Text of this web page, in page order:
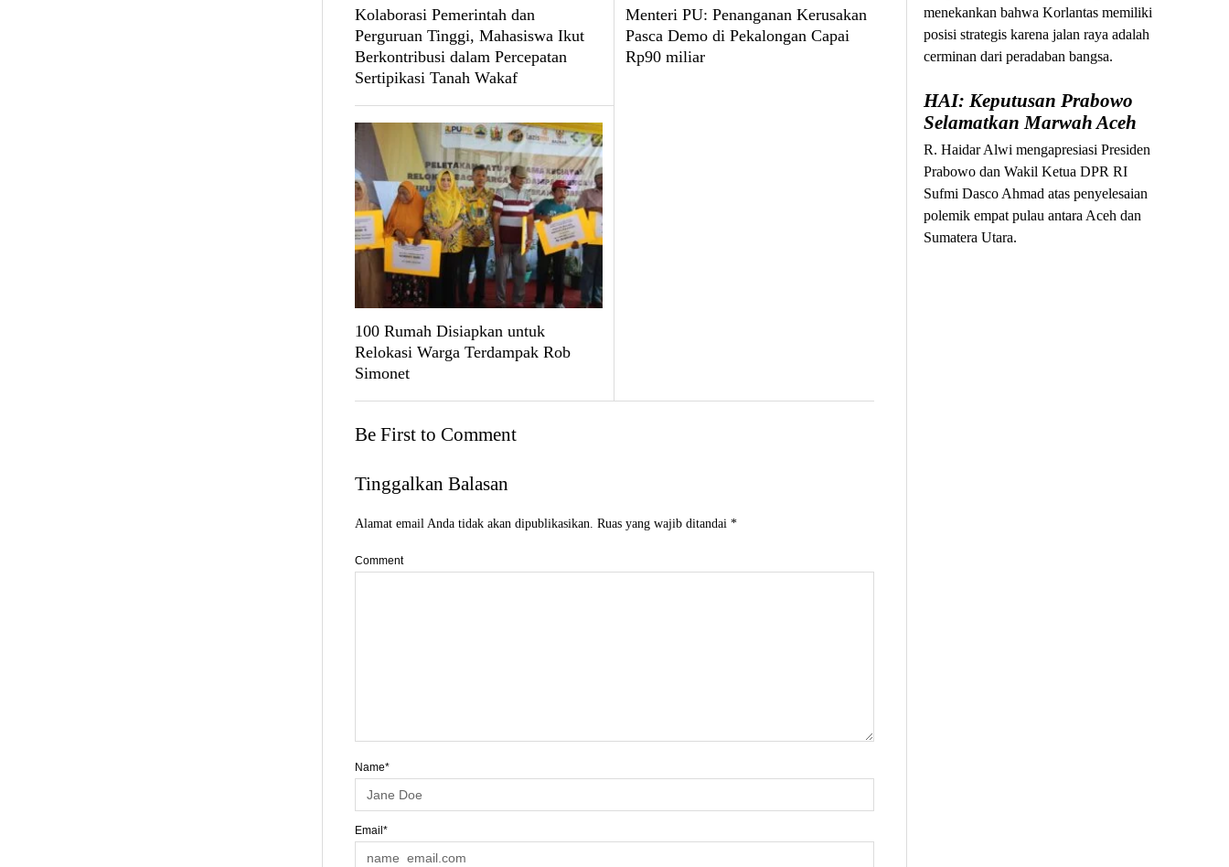
Kolaborasi Pemerintah dan
Perguruan Tinggi, Mahasiswa Ikut
Berkontribusi dalam Percepatan
Sertipikasi Tanah Wakaf
Menteri PU: Penanganan Kerusakan
Pasca Demo di Pekalongan Capai
Rp90 miliar
100 Rumah Disiapkan untuk
Relokasi Warga Terdampak Rob
Simonet
Be First to Comment
Tinggalkan Balasan
Alamat email Anda tidak akan dipublikasikan. Ruas yang wajib ditandai *
Comment
Name*
Email*
menekankan bahwa Korlantas memiliki
posisi strategis karena jalan raya adalah
cerminan dari peradaban bangsa.
HAI: Keputusan Prabowo
Selamatkan Marwah Aceh
R. Haidar Alwi mengapresiasi Presiden
Prabowo dan Wakil Ketua DPR RI
Sufmi Dasco Ahmad atas penyelesaian
polemik empat pulau antara Aceh dan
Sumatera Utara.